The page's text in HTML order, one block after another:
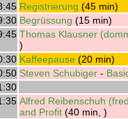
‎Registrierung‎ (45 min)
‎Begrüssung‎ (15 min)
Thomas Klausner
)
‎Kaffeepause‎ (20 min)
Steven Schubiger -
Alfred Reibenschuh
and Profit‎ (40 min, )